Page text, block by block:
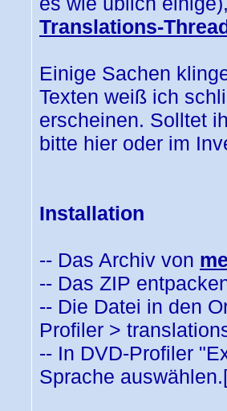
Translations-
Einige Sachen
Texten weiß ich
erscheinen. Solltet
bitte hier oder im
Installation
-- Das Archiv von
-- Das ZIP
-- Die Datei in den
Profiler >
-- In DVD-Profiler
Sprache